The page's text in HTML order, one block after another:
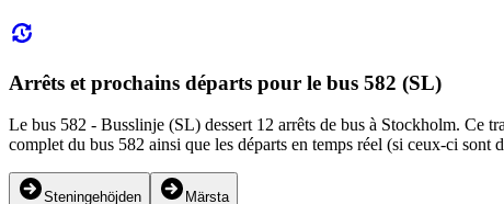
Arrêts et prochains départs pour le bus 582 (SL)
Le bus 582 - Busslinje (SL) dessert 12 arrêts de bus à Stockholm. Ce
complet du bus 582 ainsi que les départs en temps réel (si ceux-ci sont
Steningehöjden Märsta